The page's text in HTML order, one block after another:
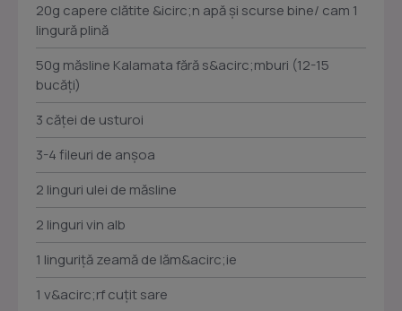
20g capere clătite &icirc;n apă și scurse bine/ cam 1
lingură plină
50g măsline Kalamata fără s&acirc;mburi (12-15
bucăți)
3 căței de usturoi
3-4 fileuri de anșoa
2 linguri ulei de măsline
2 linguri vin alb
1 linguriță zeamă de lăm&acirc;ie
1 v&acirc;rf cuțit sare